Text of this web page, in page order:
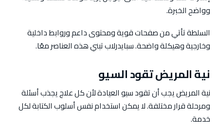
وواضح الخبرة.
السلطة تأتي من صفحات قوية ومحتوى داعم وروابط داخلية
وخارجية وهيكلة واضحة. سبايدرلاب تبني هذه العناصر معًا.
نية المريض تقود السيو
نية المريض يجب أن تقود سيو العيادة لأن كل علاج يجذب أسئلة
ومرحلة قرار مختلفة. لا يمكن استخدام نفس أسلوب الكتابة لكل
خدمة.